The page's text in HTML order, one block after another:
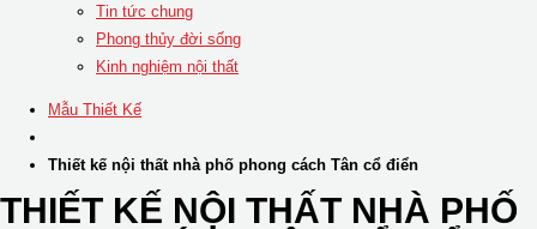
Tin tức chung
Phong thủy đời sống
Kinh nghiệm nội thất
Mẫu Thiết Kế
Thiết kế nội thất nhà phố phong cách Tân cổ điển
THIẾT KẾ NỘI THẤT NHÀ PHỐ